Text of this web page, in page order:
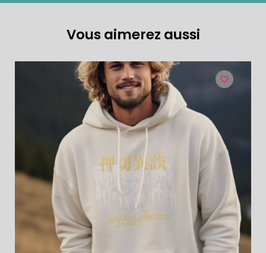
Vous aimerez aussi